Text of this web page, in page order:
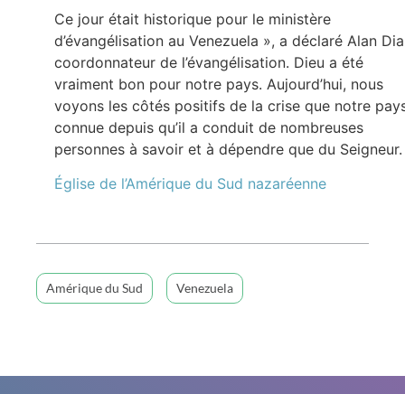
Ce jour était historique pour le ministère
d’évangélisation au Venezuela », a déclaré Alan
coordonnateur de l’évangélisation. Dieu a été
vraiment bon pour notre pays. Aujourd’hui, nous
voyons les côtés positifs de la crise que notre
connue depuis qu’il a conduit de nombreuses
personnes à savoir et à dépendre que du
Église de l’Amérique du Sud nazaréenne
Amérique du Sud Venezuela